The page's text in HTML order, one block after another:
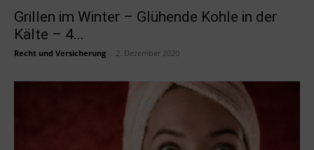
Grillen im Winter – Glühende Kohle in der
Kälte – 4...
Recht und Versicherung 2. Dezember 2020